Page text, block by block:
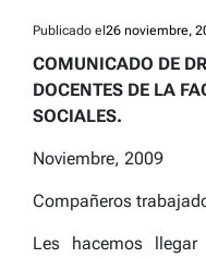
Publicado el 26 noviembre,
COMUNICADO DE
DOCENTES DE LA
SOCIALES.
Noviembre, 2009
Compañeros
Les hacemos